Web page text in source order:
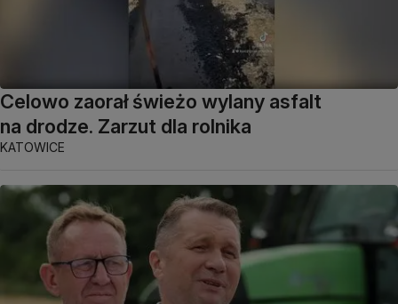
Celowo zaorał świeżo wylany asfalt
na drodze. Zarzut dla rolnika
KATOWICE